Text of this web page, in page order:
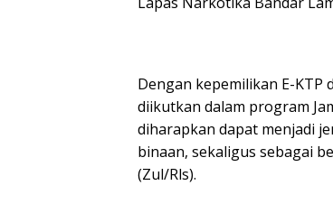
Dengan kepemilikan E-KTP
diikutkan dalam program
diharapkan dapat menjadi
binaan, sekaligus sebagai
(Zul/Rls).